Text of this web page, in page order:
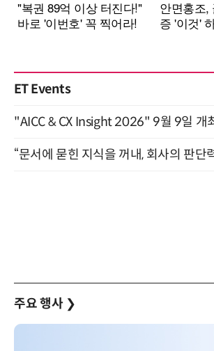
ET Events
"AICC & CX Insight 2026" 9월 9일 개
주요 행사 ❯